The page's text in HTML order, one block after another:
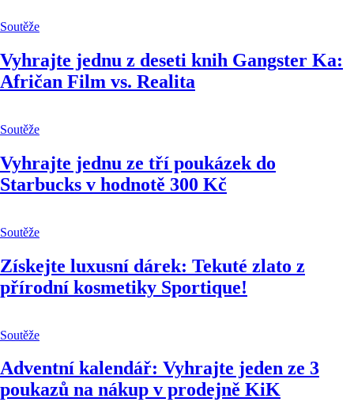
Soutěže
Vyhrajte jednu z deseti knih Gangster Ka:
Afričan Film vs. Realita
Soutěže
Vyhrajte jednu ze tří poukázek do
Starbucks v hodnotě 300 Kč
Soutěže
Získejte luxusní dárek: Tekuté zlato z
přírodní kosmetiky Sportique!
Soutěže
Adventní kalendář: Vyhrajte jeden ze 3
poukazů na nákup v prodejně KiK